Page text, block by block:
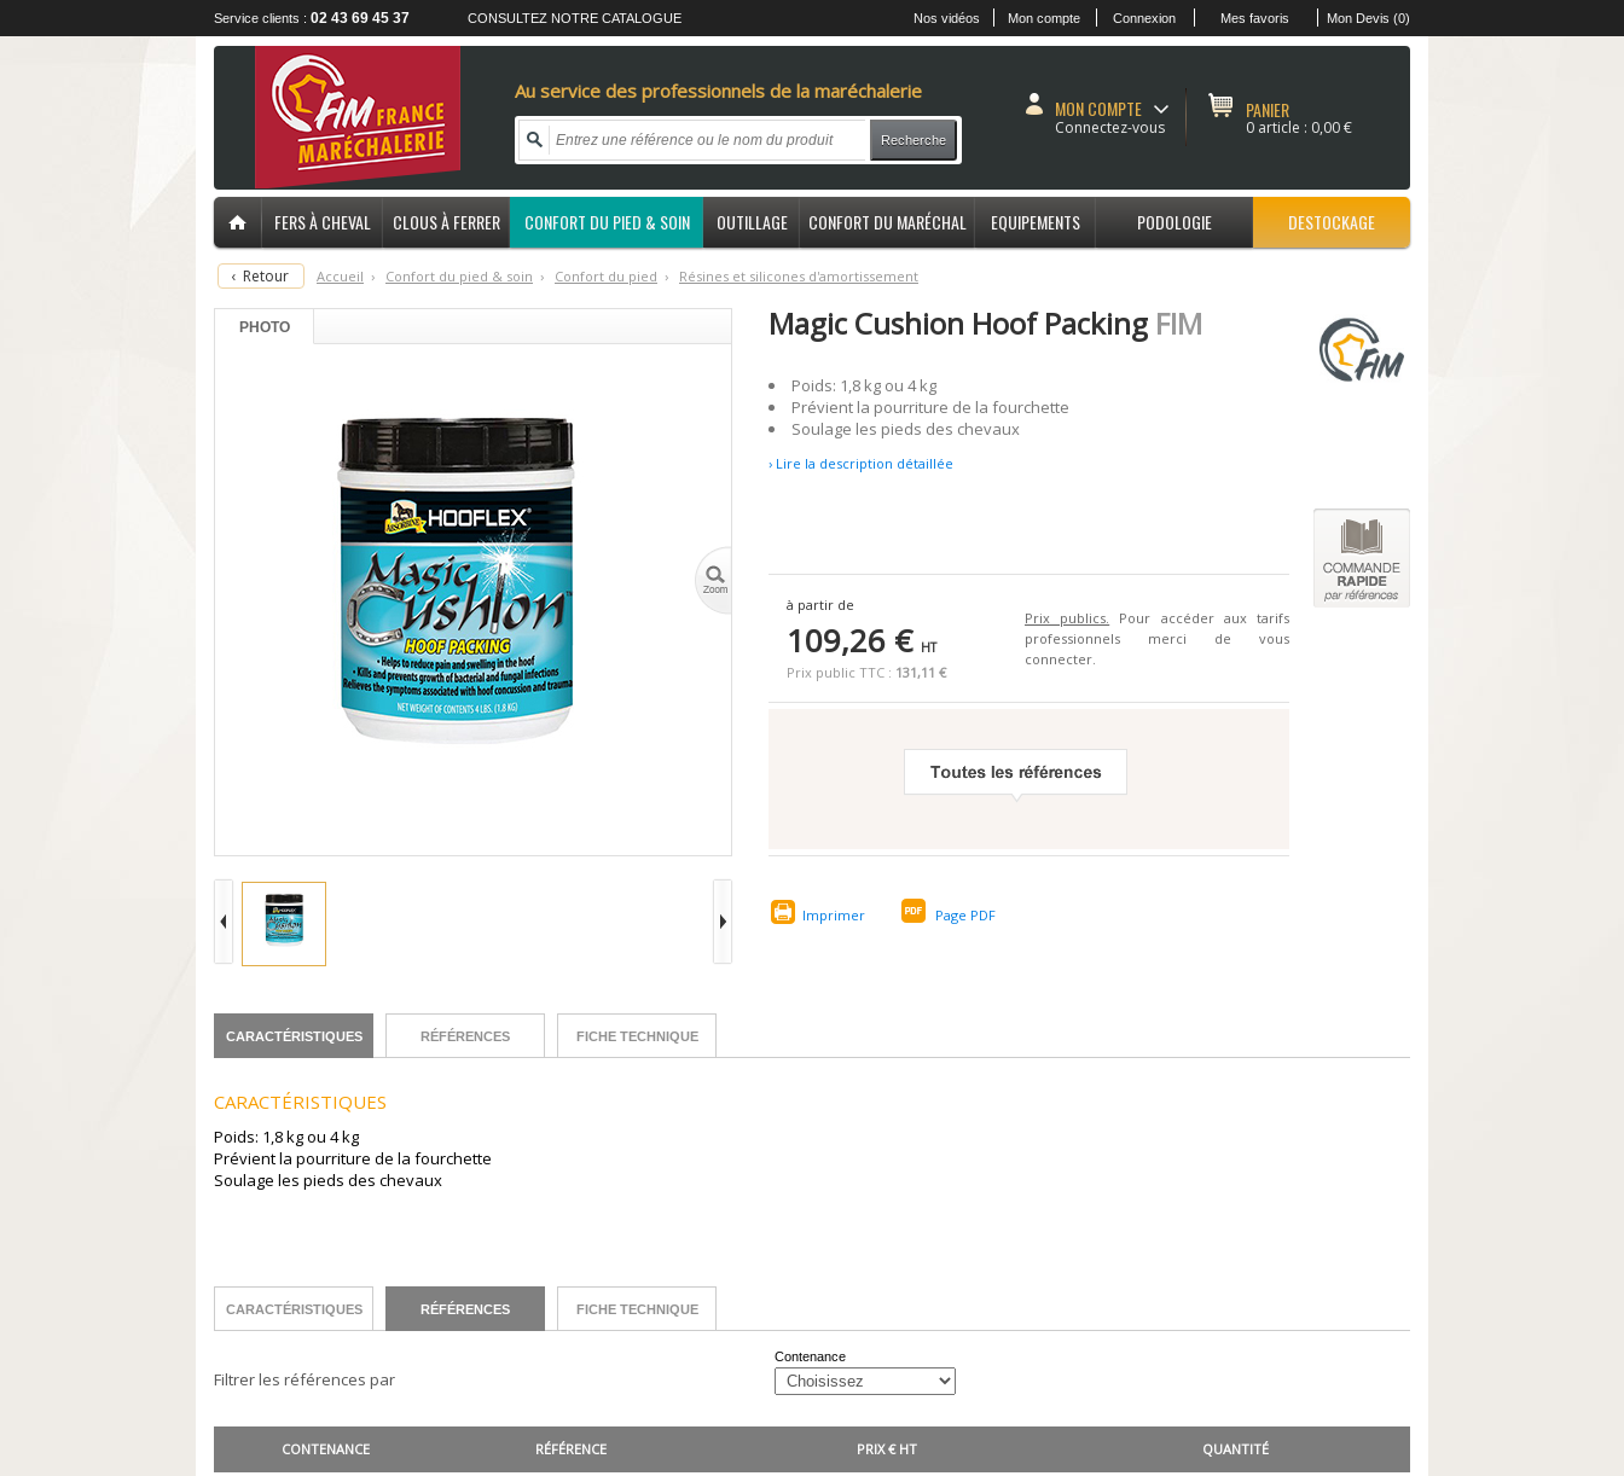
Service clients : 02 43 69 45 37 CONSULTEZ NOTRE CATALOGUE Nos vidéos Mon compte Connexion Mes favoris Mon Devis (0)
Au service des professionnels de la maréchalerie
Recherche
MON COMPTE
Connectez-vous
PANIER
0 article : 0,00 €
FERS À CHEVAL CLOUS À FERRER CONFORT DU PIED & SOIN OUTILLAGE CONFORT DU MARÉCHAL EQUIPEMENTS PODOLOGIE DESTOCKAGE
‹ Retour Accueil › Confort du pied & soin › Confort du pied › Résines et silicones d'amortissement
PHOTO Magic Cushion Hoof Packing FIM
Poids: 1,8 kg ou 4 kg
Prévient la pourriture de la fourchette
Soulage les pieds des chevaux
› Lire la description détaillée
à partir de
109,26 € HT
Prix public TTC : 131,11 €
Prix publics. Pour accéder aux tarifs
professionnels merci de vous
connecter.
Imprimer Page PDF
CARACTÉRISTIQUES RÉFÉRENCES FICHE TECHNIQUE
CARACTÉRISTIQUES
Poids: 1,8 kg ou 4 kg
Prévient la pourriture de la fourchette
Soulage les pieds des chevaux
CARACTÉRISTIQUES RÉFÉRENCES FICHE TECHNIQUE
Filtrer les références par
Contenance
CONTENANCE RÉFÉRENCE PRIX € HT QUANTITÉ